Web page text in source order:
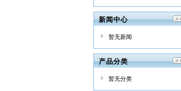
新闻中心
暂无新闻
产品分类
暂无分类